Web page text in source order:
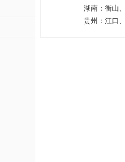
湖南： 衡山
贵州： 江口